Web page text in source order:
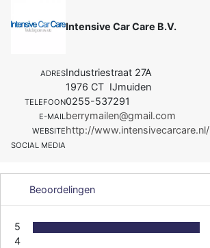
Intensive Car Care B.V.
ADRESIndustriestraat 27A
1976 CT IJmuiden
TELEFOON0255-537291
E-MAILberrymailen@gmail.com
WEBSITEhttp://www.intensivecarcare.nl/
SOCIAL MEDIA
Beoordelingen
5
4